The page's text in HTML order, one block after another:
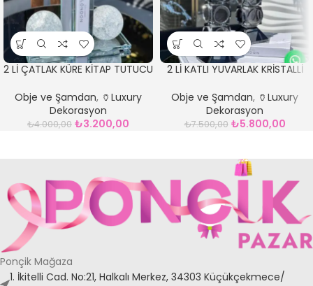
2 Lİ ÇATLAK KÜRE KİTAP TUTUCU
Obje ve Şamdan, 🏺Luxury
Dekorasyon
₺4.000,00 ₺3.200,00
2 Lİ KATLI YUVARLAK KRİSTALLİ
Obje ve Şamdan, 🏺Luxury
Dekorasyon
₺7.500,00 ₺5.800,00
Ponçik Mağaza
1. İkitelli Cad. No:21, Halkalı Merkez, 34303 Küçükçekmece/